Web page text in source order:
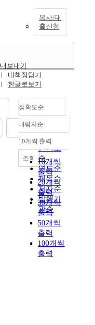
복사/대
출신청
내보내기
내책장담기
한글로보기
정확도순
정확도
순
인기도
순
연도순
제목순
저자순
발행기
관순
내림차순
내림차순
10개씩 출력
10개씩
출력
20개씩
출력
30개씩
출력
50개씩
출력
100개씩
출력
조회